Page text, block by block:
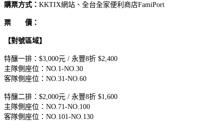
購票方式： KKTIX網站、全台全家便利商店FamiPort
票 價：
【對號區域】
特釀一排：$3,000元 / 永豐8折 $2,400
主隊側座位：NO.1-NO.30
客隊側座位：NO.31-NO.60
特釀二排：$2,000元 / 永豐8折 $1,600
主隊側座位：NO.71-NO.100
客隊側座位：NO.101-NO.130